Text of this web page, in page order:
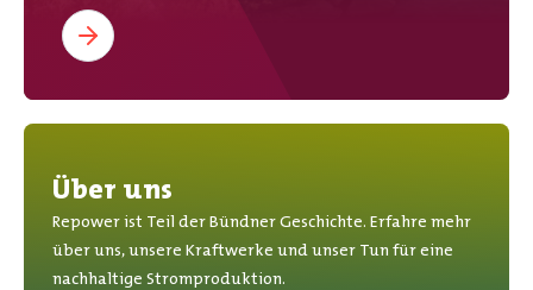
Über uns
Repower ist Teil der Bündner Geschichte. Erfahre mehr
über uns, unsere Kraftwerke und unser Tun für eine
nachhaltige Stromproduktion.